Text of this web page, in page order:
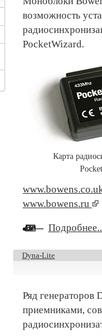
возможность
PocketWizard.
Карта
www.bowens.ru
Dyna-Lite
Ряд генераторов
приемниками,